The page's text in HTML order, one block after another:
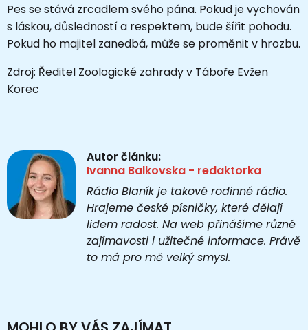
Pes se stává zrcadlem svého pána. Pokud je vychován
s láskou, důsledností a respektem, bude šířit pohodu.
Pokud ho majitel zanedbá, může se proměnit v hrozbu.
Zdroj: Ředitel Zoologické zahrady v Táboře Evžen
Korec
Autor článku:
Ivanna Balkovska - redaktorka
Rádio Blaník je takové rodinné rádio.
Hrajeme české písničky, které dělají
lidem radost. Na web přinášíme různé
zajímavosti i užitečné informace. Právě
to má pro mě velký smysl.